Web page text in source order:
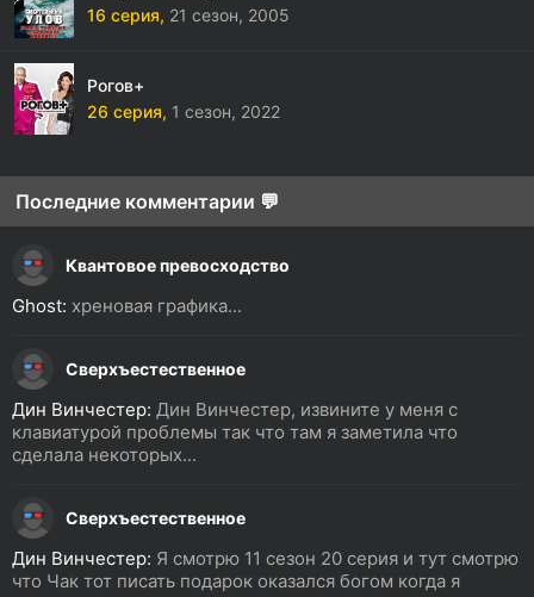
16 серия, 21 сезон, 2005
Рогов+
26 серия, 1 сезон, 2022
Последние комментарии 💬
Квантовое превосходство
Ghost: хреновая графика...
Сверхъестественное
Дин Винчестер: Дин Винчестер, извините у меня с
клавиатурой проблемы так что там я заметила что
сделала некоторых...
Сверхъестественное
Дин Винчестер: Я смотрю 11 сезон 20 серия и тут смотрю
что Чак тот писать подарок оказался богом когда я